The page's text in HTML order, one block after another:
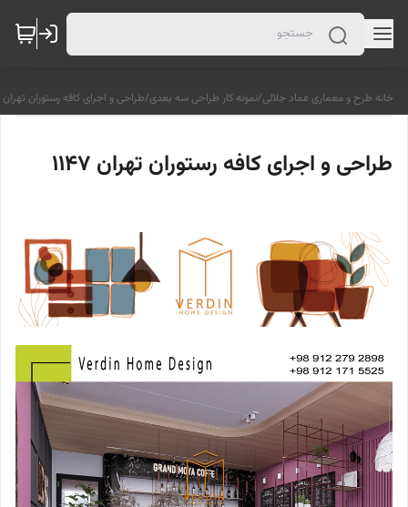
خانه طرح و معماری عماد جلالی/نمونه کار طراحی سه بعدی/طراحی و اجرای کافه رستوران تهران 1147
طراحی و اجرای کافه رستوران تهران 1147